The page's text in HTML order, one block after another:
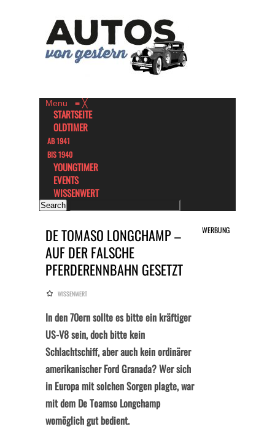
Menu ≡ ╳
STARTSEITE
OLDTIMER
AB 1941
BIS 1940
YOUNGTIMER
EVENTS
WISSENWERT
DE TOMASO LONGCHAMP –
AUF DER FALSCHE
PFERDERENNBAHN GESETZT
WERBUNG
WISSENWERT
In den 70ern sollte es bitte ein kräftiger
US-V8 sein, doch bitte kein
Schlachtschiff, aber auch kein ordinärer
amerikanischer Ford Granada? Wer sich
in Europa mit solchen Sorgen plagte, war
mit dem De Toamso Longchamp
womöglich gut bedient.